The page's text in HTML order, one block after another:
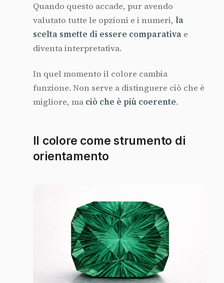
Quando questo accade, pur avendo
valutato tutte le opzioni e i numeri, la
scelta smette di essere comparativae
diventa interpretativa.
In quel momento il colore cambia
funzione. Non serve a distinguere ciò che è
migliore, ma ciò che è più coerente.
Il colore come strumento di
orientamento